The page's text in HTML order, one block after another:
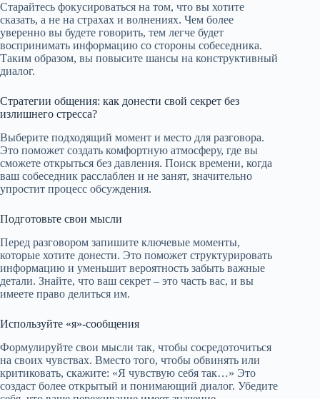
Старайтесь фокусироваться на том, что вы хотите
сказать, а не на страхах и волнениях. Чем более
уверенно вы будете говорить, тем легче будет
воспринимать информацию со стороны собеседника.
Таким образом, вы повысите шансы на конструктивный
диалог.
Стратегии общения: как донести свой секрет без
излишнего стресса?
Выберите подходящий момент и место для разговора.
Это поможет создать комфортную атмосферу, где вы
сможете открыться без давления. Поиск времени, когда
ваш собеседник расслаблен и не занят, значительно
упростит процесс обсуждения.
Подготовьте свои мысли
Перед разговором запишите ключевые моменты,
которые хотите донести. Это поможет структурировать
информацию и уменьшит вероятность забыть важные
детали. Знайте, что ваш секрет – это часть вас, и вы
имеете право делиться им.
Используйте «я»-сообщения
Формулируйте свои мысли так, чтобы сосредоточиться
на своих чувствах. Вместо того, чтобы обвинять или
критиковать, скажите: «Я чувствую себя так…» Это
создаст более открытый и понимающий диалог. Убедите